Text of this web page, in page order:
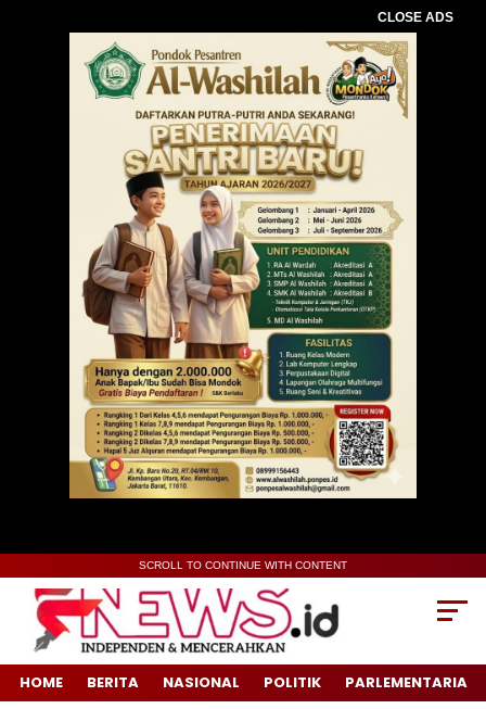
CLOSE ADS
SCROLL TO CONTINUE WITH CONTENT
HOME BERITA NASIONAL POLITIK PARLEMENTARIA